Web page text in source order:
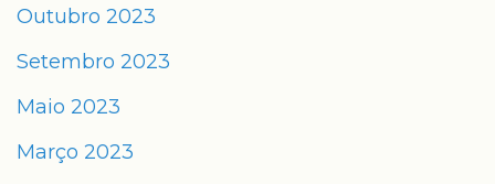
Outubro 2023
Setembro 2023
Maio 2023
Março 2023